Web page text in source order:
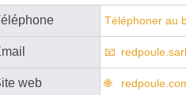
Téléphoner au
web